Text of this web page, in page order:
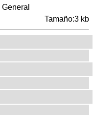
General
Tamaño:3 kb